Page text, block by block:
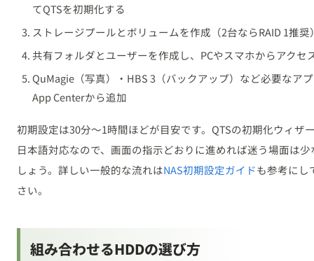
てQTSを初期化する
ストレージプールとボリュームを作成（2台ならRAID 1推奨
共有フォルダとユーザーを作成し、PCやスマホからアクセ
QuMagie（写真）・HBS 3（バックアップ）など必要なア
App Centerから追加
初期設定は30分〜1時間ほどが目安です。QTSの初期化ウィザ
日本語対応なので、画面の指示どおりに進めれば迷う場面は少
しょう。詳しい一般的な流れはNAS初期設定ガイドも参考にし
さい。
組み合わせるHDDの選び方